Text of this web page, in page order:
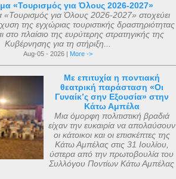
«Τουρισμός για Όλους 2026-2027»
για Όλους 2026-2027» στοχεύει
της εγχώριας τουριστικής δραστηριότητας
στο πλαίσιο της ευρύτερης στρατηγικής της
Κυβέρνησης για τη στήριξη...
Aug-05 - 2026 | More ->
Με επιτυχία η ποντιακή
θεατρική παράσταση «Οι
Γυναίκ’ς σην Εξουσία» στην
Κάτω Αμπέλα
Μια όμορφη πολιτιστική βραδιά
είχαν την ευκαιρία να απολαύσουν
οι κάτοικοι και οι επισκέπτες της
Κάτω Αμπέλας στις 31 Ιουλίου,
ύστερα από την πρωτοβουλία του
Συλλόγου Ποντίων Κάτω Αμπέλας